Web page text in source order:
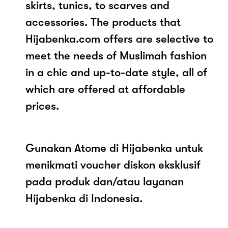
skirts, tunics, to scarves and
accessories. The products that
Hijabenka.com offers are selective to
meet the needs of Muslimah fashion
in a chic and up-to-date style, all of
which are offered at affordable
prices.
Gunakan Atome di Hijabenka untuk
menikmati voucher diskon eksklusif
pada produk dan/atau layanan
Hijabenka di Indonesia.